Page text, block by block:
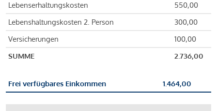
Lebenserhaltungskosten
550,00
Lebenshaltungskosten 2. Person
300,00
Versicherungen
100,00
SUMME
2.736,00
Frei verfügbares Einkommen 1.464,00